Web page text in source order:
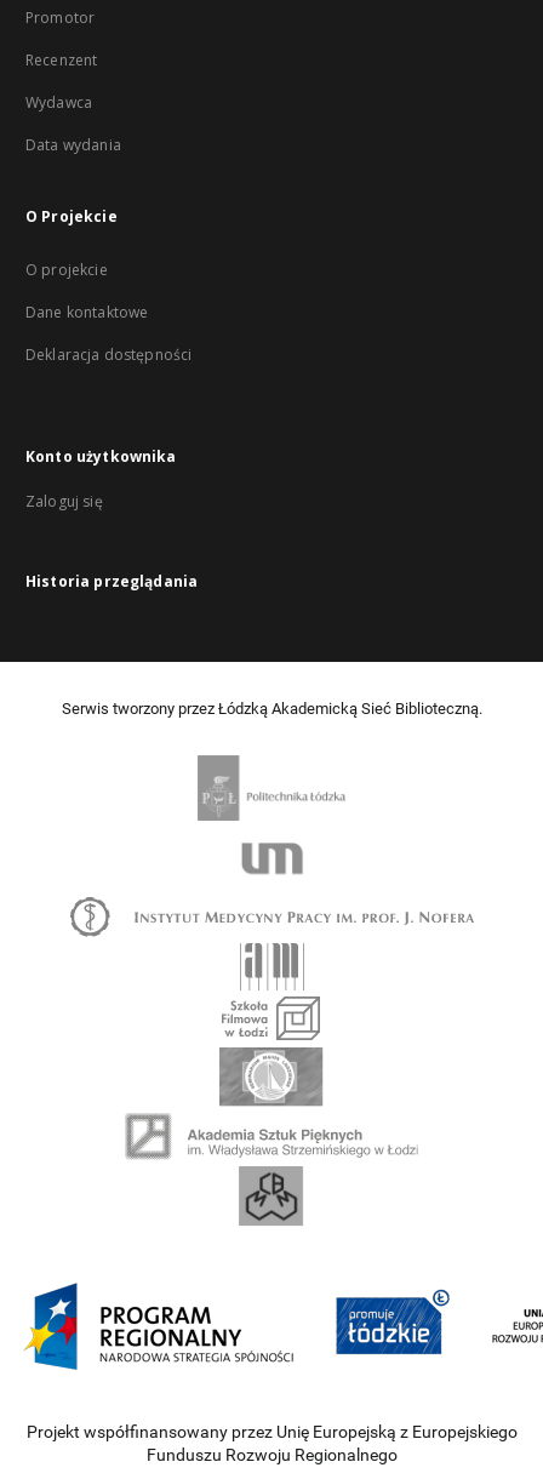
Promotor
Recenzent
Wydawca
Data wydania
O Projekcie
O projekcie
Dane kontaktowe
Deklaracja dostępności
Konto użytkownika
Zaloguj się
Historia przeglądania
Serwis tworzony przez Łódzką Akademicką Sieć Biblioteczną.
Projekt współfinansowany przez Unię Europejską z Europejskiego
Funduszu Rozwoju Regionalnego